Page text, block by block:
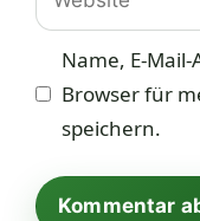
Name, E-
Browser für
speichern.